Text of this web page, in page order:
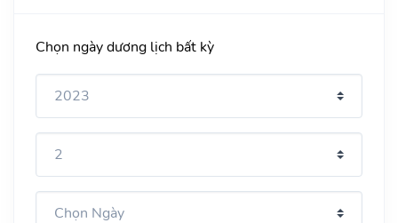
Chọn ngày dương lịch bất kỳ